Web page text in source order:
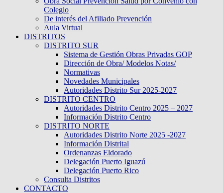
Colegio
De interés del Afiliado Prevención
Aula Virtual
DISTRITOS
DISTRITO SUR
Sistema de Gestión Obras Privadas GOP
Dirección de Obra/ Modelos Notas/
Normativas
Novedades Municipales
Autoridades Distrito Sur 2025-2027
DISTRITO CENTRO
Autoridades Distrito Centro 2025 – 2027
Información Distrito Centro
DISTRITO NORTE
Autoridades Distrito Norte 2025 -2027
Información Distrital
Ordenanzas Eldorado
Delegación Puerto Iguazú
Delegación Puerto Rico
Consulta Distritos
CONTACTO